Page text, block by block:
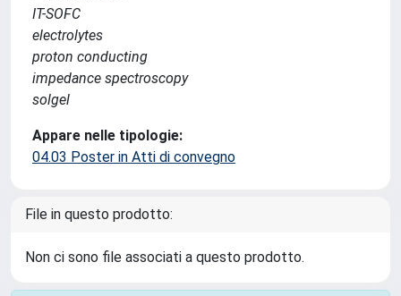
IT-SOFC
electrolytes
proton conducting
impedance spectroscopy
solgel
Appare nelle tipologie:
04.03 Poster in Atti di convegno
File in questo prodotto:
Non ci sono file associati a questo prodotto.